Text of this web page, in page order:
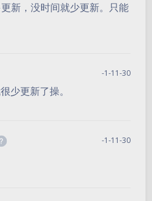
新，没时间就少更新。只能
-1-11-30
少更新了操。
-1-11-30